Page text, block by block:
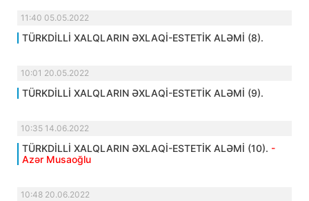
11:40 05.05.2022
TÜRKDİLLİ XALQLARIN ƏXLAQİ-ESTETİK ALƏMİ (8).
10:01 20.05.2022
TÜRKDİLLİ XALQLARIN ƏXLAQİ-ESTETİK ALƏMİ (9).
10:35 14.06.2022
TÜRKDİLLİ XALQLARIN ƏXLAQİ-ESTETİK ALƏMİ (10). -
Azər Musaoğlu
10:48 20.06.2022